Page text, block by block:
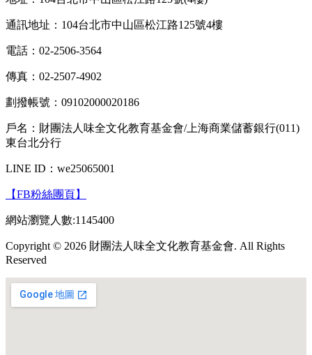
通訊地址：104台北市中山區松江路125號4樓
電話：02-2506-3564
傳真：02-2507-4902
劃撥帳號：09102000020186
戶名：財團法人味全文化教育基金會/上海商業儲蓄銀行(011)
東台北分行
LINE ID：we25065001
【FB粉絲團頁】
網站瀏覽人數:1145400
Copyright © 2026 財團法人味全文化教育基金會. All Rights
Reserved